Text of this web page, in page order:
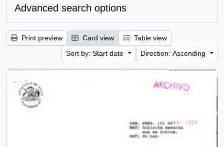
Advanced search options
Print preview Card view
Table view
Sort by: Start date
Direction: Ascending